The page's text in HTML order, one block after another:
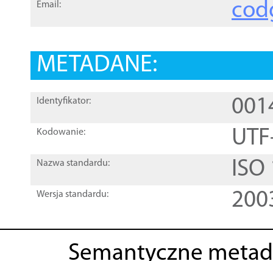
Email:
METADANE:
Identyfikator:
Kodowanie:
Nazwa standardu:
Wersja standardu:
Semantyczne